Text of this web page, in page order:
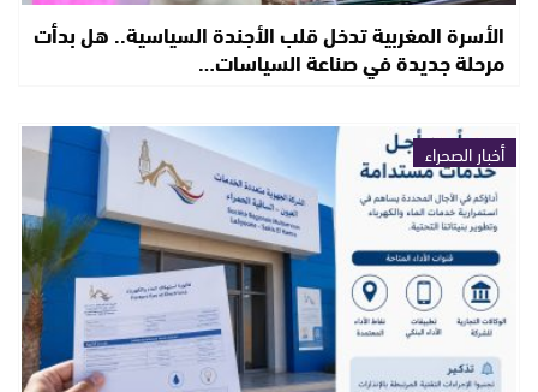
الأسرة المغربية تدخل قلب الأجندة السياسية.. هل بدأت
مرحلة جديدة في صناعة السياسات…
أخبار الصحراء